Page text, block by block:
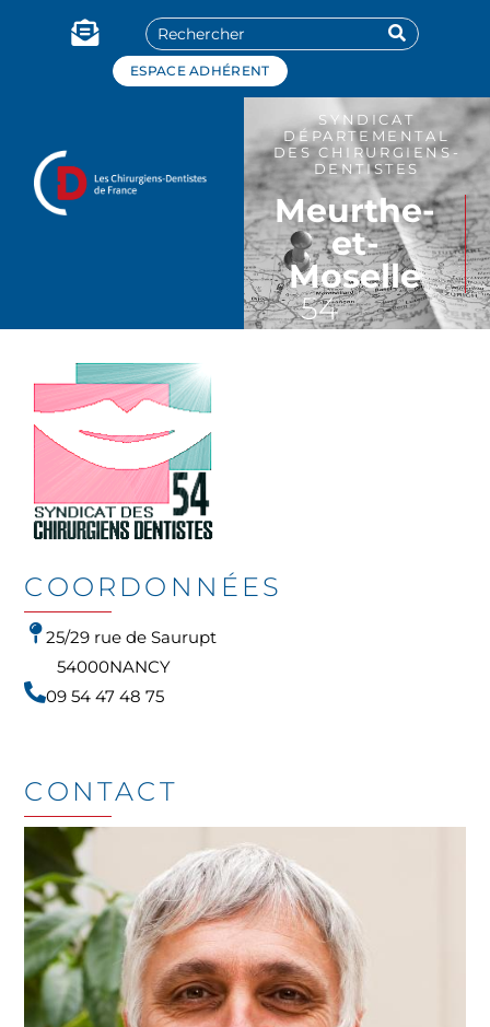
ESPACE ADHÉRENT
SYNDICAT
DÉPARTEMENTAL
DES CHIRURGIENS-
DENTISTES
Meurthe-
et-
Moselle
54
COORDONNÉES
25/29 rue de Saurupt
54000NANCY
09 54 47 48 75
CONTACT
Panneau de gestion des cookies